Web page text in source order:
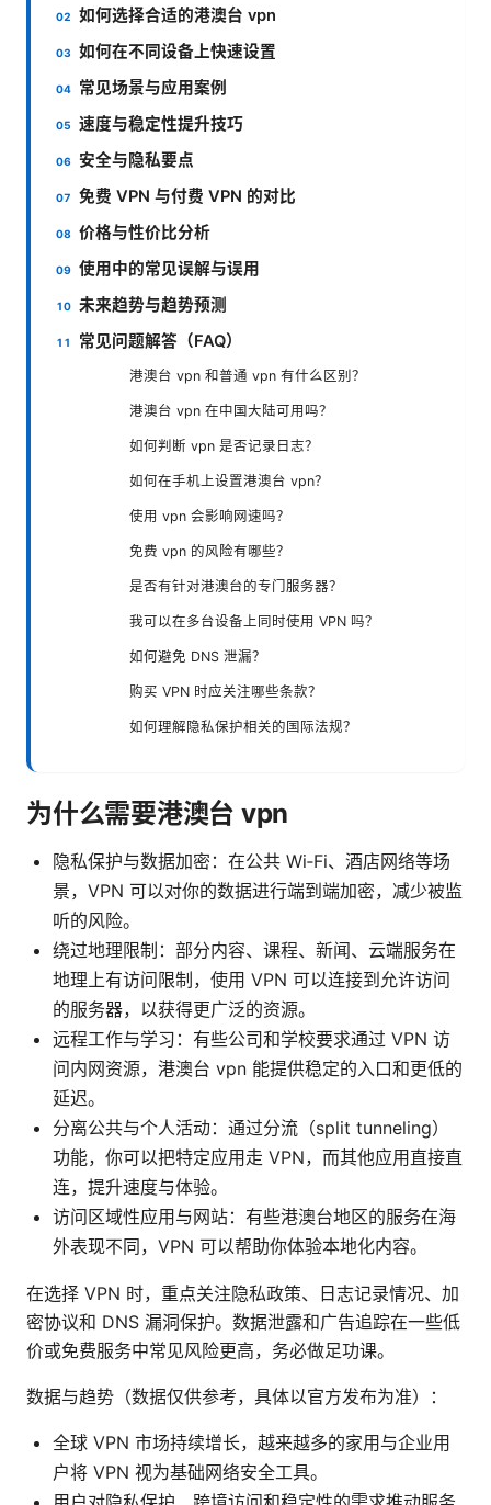
如何选择合适的港澳台 vpn
如何在不同设备上快速设置
常见场景与应用案例
速度与稳定性提升技巧
安全与隐私要点
免费 VPN 与付费 VPN 的对比
价格与性价比分析
使用中的常见误解与误用
未来趋势与趋势预测
常见问题解答（FAQ）
港澳台 vpn 和普通 vpn 有什么区别？
港澳台 vpn 在中国大陆可用吗？
如何判断 vpn 是否记录日志？
如何在手机上设置港澳台 vpn？
使用 vpn 会影响网速吗？
免费 vpn 的风险有哪些？
是否有针对港澳台的专门服务器？
我可以在多台设备上同时使用 VPN 吗？
如何避免 DNS 泄漏？
购买 VPN 时应关注哪些条款？
如何理解隐私保护相关的国际法规？
为什么需要港澳台 vpn
隐私保护与数据加密：在公共 Wi‑Fi、酒店网络等场
景，VPN 可以对你的数据进行端到端加密，减少被监
听的风险。
绕过地理限制：部分内容、课程、新闻、云端服务在
地理上有访问限制，使用 VPN 可以连接到允许访问
的服务器，以获得更广泛的资源。
远程工作与学习：有些公司和学校要求通过 VPN 访
问内网资源，港澳台 vpn 能提供稳定的入口和更低的
延迟。
分离公共与个人活动：通过分流（split tunneling）
功能，你可以把特定应用走 VPN，而其他应用直接直
连，提升速度与体验。
访问区域性应用与网站：有些港澳台地区的服务在海
外表现不同，VPN 可以帮助你体验本地化内容。
在选择 VPN 时，重点关注隐私政策、日志记录情况、加
密协议和 DNS 漏洞保护。数据泄露和广告追踪在一些低
价或免费服务中常见风险更高，务必做足功课。
数据与趋势（数据仅供参考，具体以官方发布为准）：
全球 VPN 市场持续增长，越来越多的家用与企业用
户将 VPN 视为基础网络安全工具。